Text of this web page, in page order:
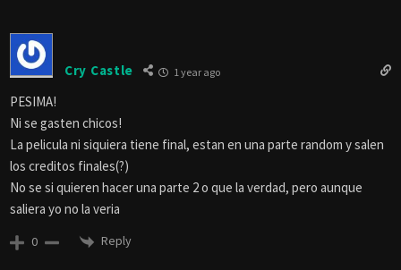
Cry Castle 1 year ago
PESIMA!
Ni se gasten chicos!
La pelicula ni siquiera tiene final, estan en una parte random y salen
los creditos finales(?)
No se si quieren hacer una parte 2 o que la verdad, pero aunque
saliera yo no la veria
0 Reply